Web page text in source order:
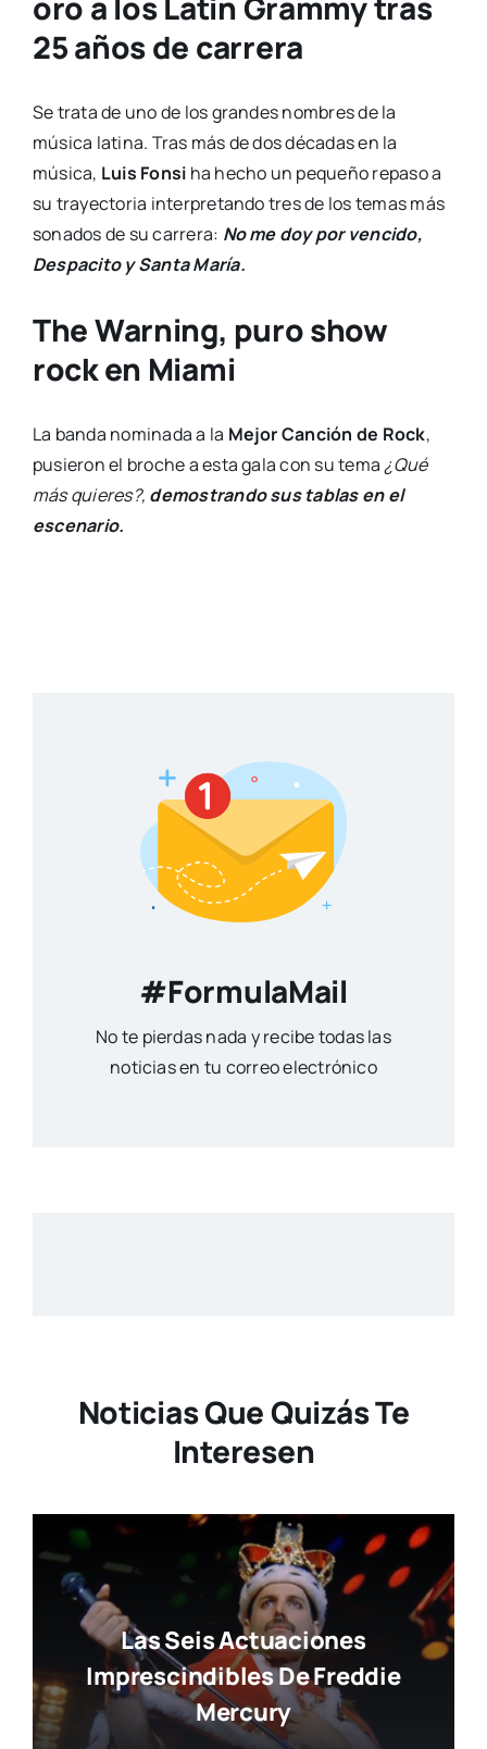
25 años de carrera
Se trata de uno de los grandes nombres de la
música latina. Tras más de dos décadas en la
música, Luis Fonsi ha hecho un pequeño repaso a
su trayectoria interpretando tres de los temas más
sonados de su carrera: No me doy por vencido,
Despacito y Santa María.
The Warning, puro show
rock en Miami
La banda nominada a la Mejor Canción de Rock,
pusieron el broche a esta gala con su tema ¿Qué
más quieres?, demostrando sus tablas en el
escenario.
#FormulaMail
No te pierdas nada y recibe todas las
noticias en tu correo electrónico
Noticias Que Quizás Te
Interesen
Las Seis Actuaciones
Imprescindibles De Freddie
Mercury